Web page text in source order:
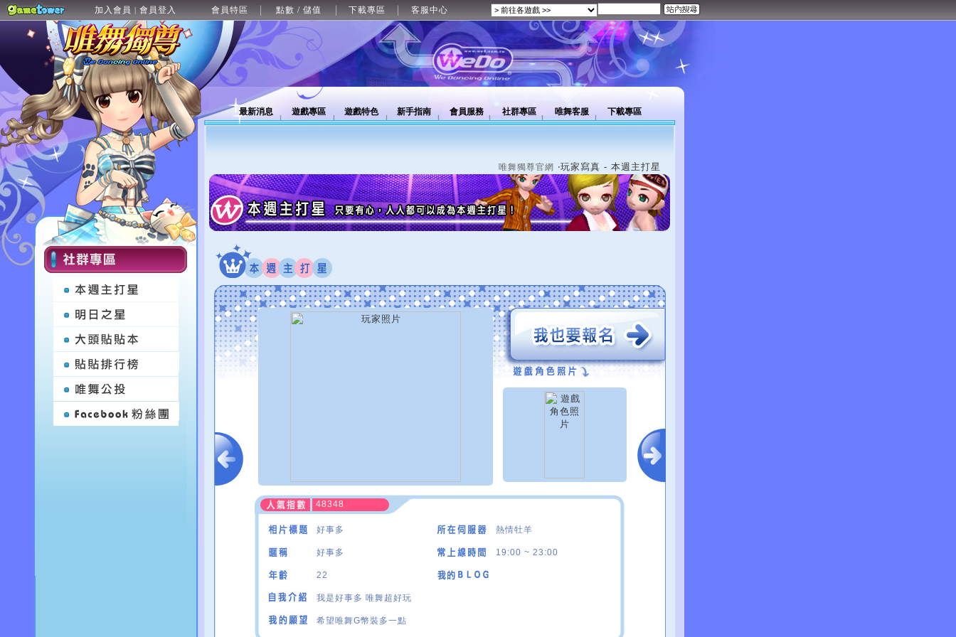
加入會員 | 會員登入 會員特區 點數 / 儲值 下載專區 客服中心
最新消息 遊戲專區 遊戲特色 新手指南 會員服務 社群專區 唯舞客服 下載專區
唯舞獨尊官網 ‧玩家寫真 - 本週主打星
48348
好事多 熱情牡羊
好事多 19:00 ~ 23:00
22
我是好事多 唯舞超好玩
希望唯舞G幣裝多一點